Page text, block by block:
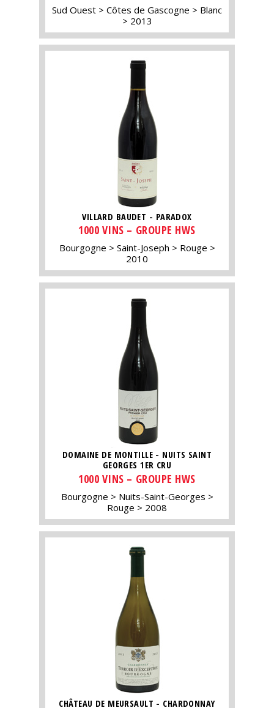
Sud Ouest Côtes de Gascogne
Blanc
2013
VILLARD BAUDET - PARADOX
1000 VINS – GROUPE HWS
Bourgogne Saint-Joseph
Rouge
2010
DOMAINE DE MONTILLE - NUITS SAINT
GEORGES 1ER CRU
1000 VINS – GROUPE HWS
Bourgogne
Nuits-Saint-Georges
Rouge
2008
CHÂTEAU DE MEURSAULT - CHARDONNAY